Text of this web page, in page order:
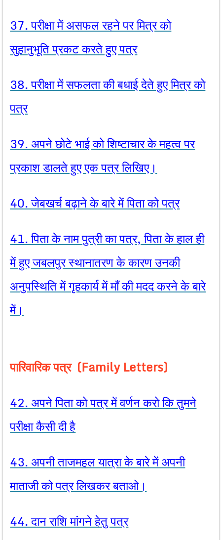
37. परीक्षा में असफल रहने पर मित्र को
सुहानुभूति प्रकट करते हुए पत्र
38. परीक्षा में सफलता की बधाई देते हुए मित्र को
पत्र
39. अपने छोटे भाई को शिष्टाचार के महत्व पर
प्रकाश डालते हुए एक पत्र लिखिए।
40. जेबखर्च बढ़ाने के बारे में पिता को पत्र
41. पिता के नाम पुत्री का पत्र, पिता के हाल ही
में हुए जबलपुर स्थानातरण के कारण उनकी
अनुपस्थिति में गृहकार्य में माँ की मदद करने के बारे
में।
पारिवारिक पत्र (Family Letters)
42. अपने पिता को पत्र में वर्णन करो कि तुमने
परीक्षा कैसी दी है
43. अपनी ताजमहल यात्रा के बारे में अपनी
माताजी को पत्र लिखकर बताओ।
44. दान राशि मांगने हेतु पत्र